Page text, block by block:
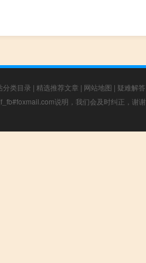
分类目录 | 精选推荐文章 | 网站地图 | 疑难解答
说明，我们会及时纠正，谢谢